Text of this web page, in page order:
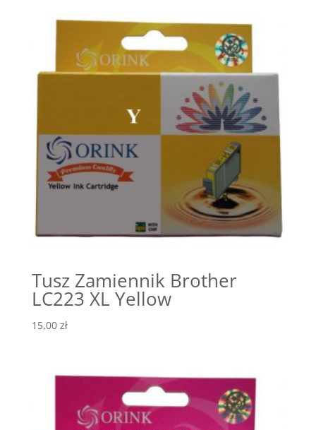
Tusz Zamiennik Brother
LC223 XL Yellow
15,00 zł